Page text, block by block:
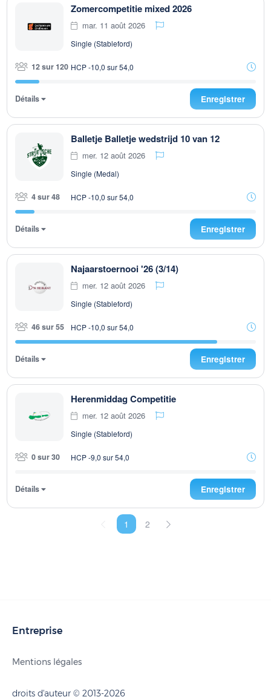
Zomercompetitie mixed 2026
mar. 11 août 2026
Single (Stableford)
12 sur 120 HCP -10,0 sur 54,0
Détails Enregistrer
Balletje Balletje wedstrijd 10 van 12
mer. 12 août 2026
Single (Medal)
4 sur 48 HCP -10,0 sur 54,0
Détails Enregistrer
Najaarstoernooi '26 (3/14)
mer. 12 août 2026
Single (Stableford)
46 sur 55 HCP -10,0 sur 54,0
Détails Enregistrer
Herenmiddag Competitie
mer. 12 août 2026
Single (Stableford)
0 sur 30 HCP -9,0 sur 54,0
Détails Enregistrer
1 2
Entreprise
Mentions légales
droits d'auteur © 2013-2026